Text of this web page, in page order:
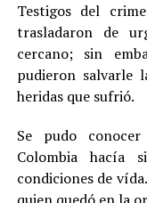
Testigos del
trasladaron de
cercano; sin
pudieron salvarle
heridas que sufrió.
Se pudo
Colombia hacía
condiciones de